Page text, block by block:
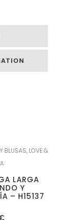
BLUSAS, LOVE &
LARGA
Y
– H15137
El